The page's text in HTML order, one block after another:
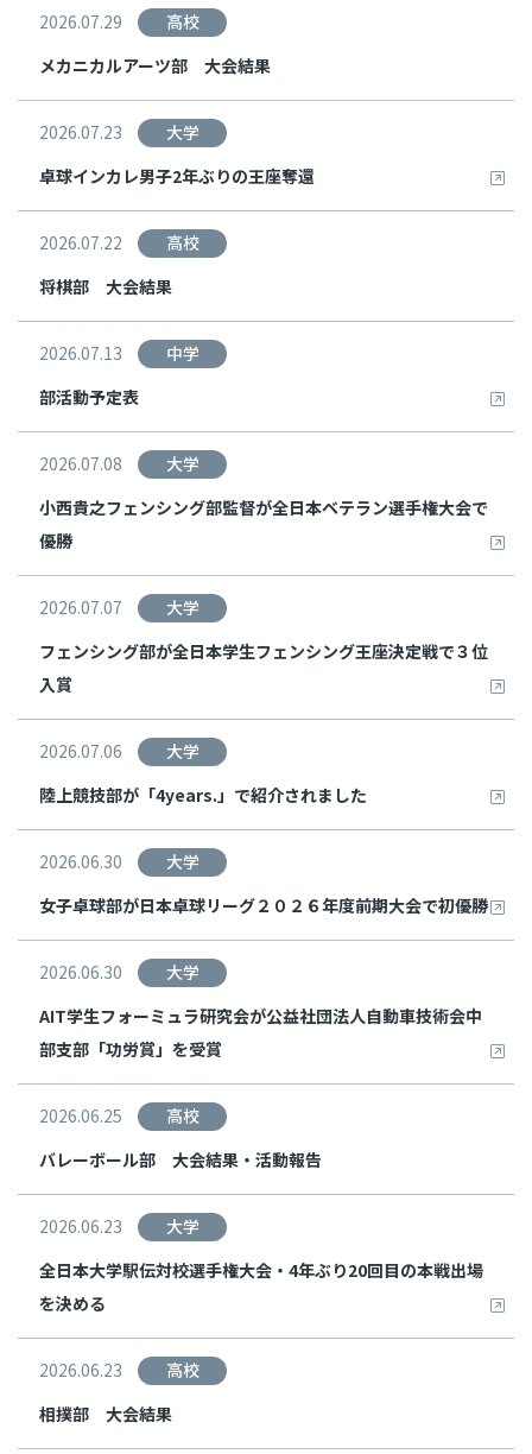
2026.07.29
高校
メカニカルアーツ部 大会結果
2026.07.23
大学
卓球インカレ男子2年ぶりの王座奪還
2026.07.22
高校
将棋部 大会結果
2026.07.13
中学
部活動予定表
2026.07.08
大学
小西貴之フェンシング部監督が全日本ベテラン選手権大会で
優勝
2026.07.07
大学
フェンシング部が全日本学生フェンシング王座決定戦で３位
入賞
2026.07.06
大学
陸上競技部が「4years.」で紹介されました
2026.06.30
大学
女子卓球部が日本卓球リーグ２０２６年度前期大会で初優勝
2026.06.30
大学
AIT学生フォーミュラ研究会が公益社団法人自動車技術会中
部支部「功労賞」を受賞
2026.06.25
高校
バレーボール部 大会結果・活動報告
2026.06.23
大学
全日本大学駅伝対校選手権大会・4年ぶり20回目の本戦出場
を決める
2026.06.23
高校
相撲部 大会結果